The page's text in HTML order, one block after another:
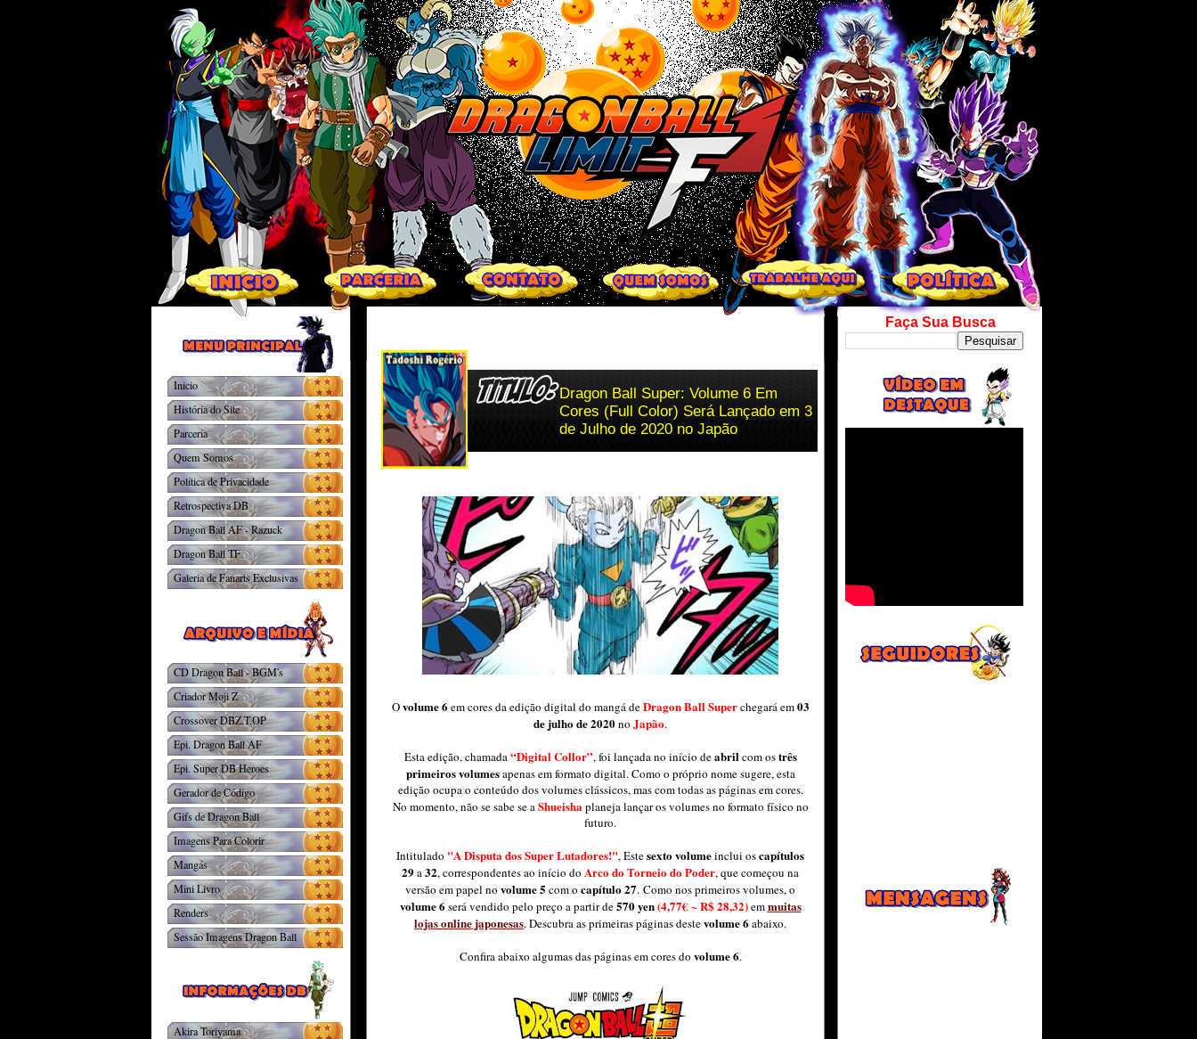
Dragon Ball Super: Volume 6 Em
Cores (Full Color) Será Lançado em 3
de Julho de 2020 no Japão
Ovolume 6 em cores da edição digital do mangá deDragon Ball Superchegará em03
de julho de 2020no Japão.
Esta edição, chamada “Digital Collor”, foi lançada no início deabril com ostrês
primeiros volumesapenas em formato digital. Como o próprio nome sugere, esta
edição ocupa o conteúdo dos volumes clássicos, mas com todas as páginas em cores.
No momento, não se sabe se a Shueisha planeja lançar os volumes no formato físico no
futuro.
Intitulado "A Disputa dos Super Lutadores!", Estesexto volumeinclui oscapítulos
29a 32, correspondentes ao início do Arco do Torneio do Poder, que começou na
versão em papel no volume 5 com o capítulo 27. Como nos primeiros volumes, o
volume 6 será vendido pelo preço a partir de570 yen(4,77€ ~ R$ 28,32)emmuitas
lojas online japonesas. Descubra as primeiras páginas destevolume 6 abaixo.
Confira abaixo algumas das páginas em cores do volume 6.
Inicio
História do Site
Parceria
Quem Somos
Política de Privacidade
Retrospectiva DB
Dragon Ball AF - Razuck
Dragon Ball TF
Galeria de Fanarts Exclusivas
CD Dragon Ball - BGM's
Criador Moji Z
Crossover DBZ.T.OP
Epi. Dragon Ball AF
Epi. Super DB Heroes
Gerador de Código
Gifs de Dragon Ball
Imagens Para Colorir
Mangás
Mini Livro
Renders
Sessão Imagens Dragon Ball
Akira Toriyama
Faça Sua Busca